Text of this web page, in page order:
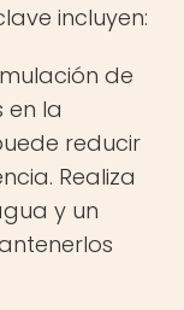
incluyen:
de
en la
reducir
Realiza
y un